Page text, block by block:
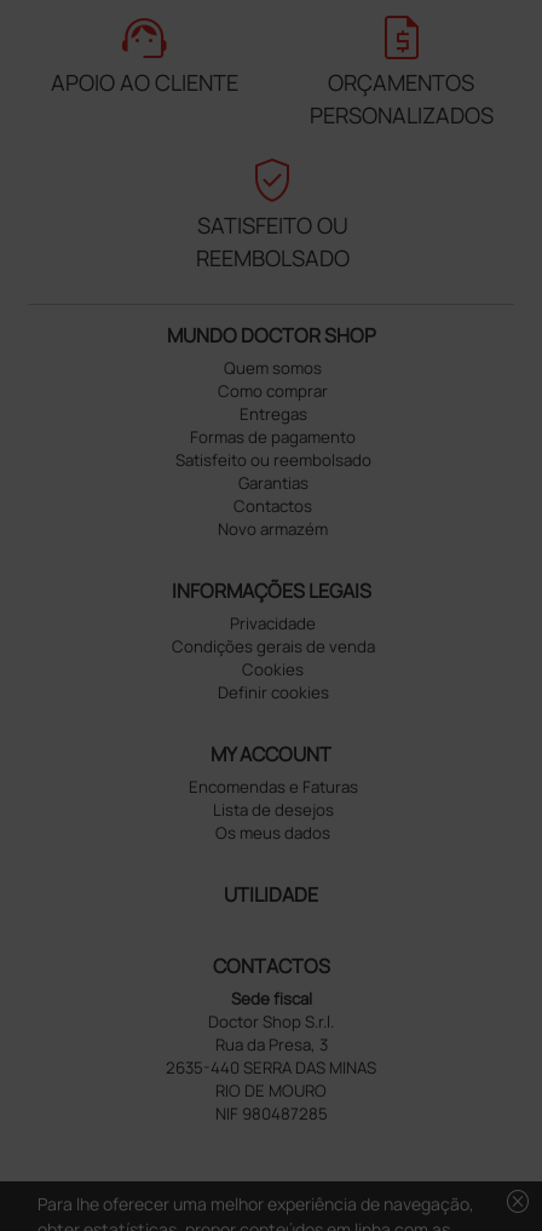
support_agent
APOIO AO CLIENTE
request_quote
ORÇAMENTOS
PERSONALIZADOS
verified_user
SATISFEITO OU
REEMBOLSADO
MUNDO DOCTOR SHOP
Quem somos
Como comprar
Entregas
Formas de pagamento
Satisfeito ou reembolsado
Garantias
Contactos
Novo armazém
INFORMAÇÕES LEGAIS
Privacidade
Condições gerais de venda
Cookies
Definir cookies
MY ACCOUNT
Encomendas e Faturas
Lista de desejos
Os meus dados
UTILIDADE
CONTACTOS
Sede fiscal
Doctor Shop S.r.l.
Rua da Presa, 3
2635-440 SERRA DAS MINAS
RIO DE MOURO
NIF 980487285
cancel
Para lhe oferecer uma melhor experiência de navegação,